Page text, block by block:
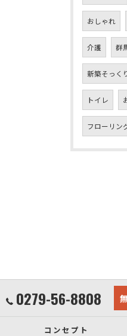
おしゃれ
介護 群
新築そっく
トイレ
フローリン
0279-56-8808
コンセプト